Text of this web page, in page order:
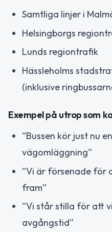
Samtliga linjer i
Helsingborgs
Lunds regiontrafik
Hässleholms
(inklusive
Exempel på utrop som
”Bussen kör just nu
vägomläggning”
”Vi är försenade för
fram”
”Vi står stilla för att
avgångstid”